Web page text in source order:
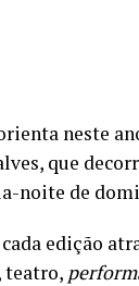
neste
que
noite de
edição
teatro,